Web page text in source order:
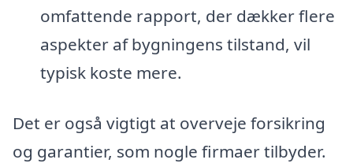
omfattende rapport, der dækker flere
aspekter af bygningens tilstand, vil
typisk koste mere.
Det er også vigtigt at overveje forsikring
og garantier, som nogle firmaer tilbyder.